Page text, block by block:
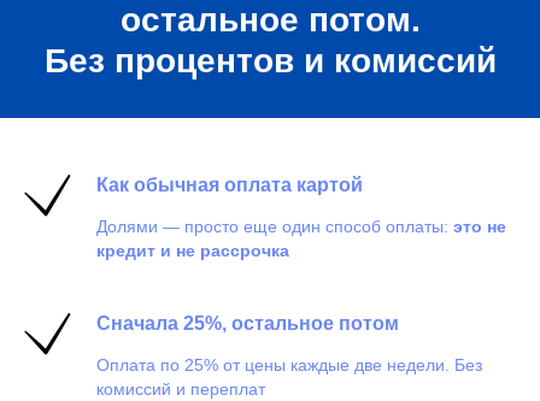
остальное потом.
Без процентов и комиссий
Как обычная оплата картой
Долями — просто еще один способ оплаты: это не
кредит и не рассрочка
Сначала 25%, остальное потом
Оплата по 25% от цены каждые две недели. Без
комиссий и переплат